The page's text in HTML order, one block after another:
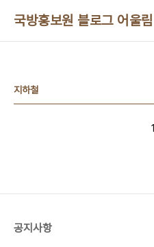
국방홍보원 블로그 어울림
지하철
1
공지사항